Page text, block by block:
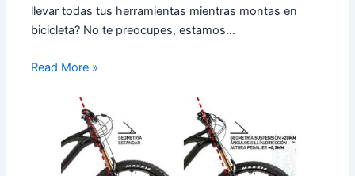
llevar todas tus herramientas mientras montas en
bicicleta? No te preocupes, estamos…
Read More »